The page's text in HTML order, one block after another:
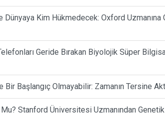
Dünyaya Kim Hükmedecek: Oxford
Geride Bırakan Biyolojik Süper
Başlangıç Olmayabilir: Zamanın Tersine
Stanford Üniversitesi Uzmanından